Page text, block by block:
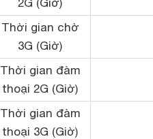
2G (Giờ)
Thời gian chờ
3G (Giờ)
Thời gian đàm
thoại 2G (Giờ)
Thời gian đàm
thoại 3G (Giờ)